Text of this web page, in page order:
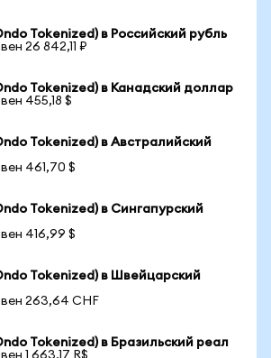
Tokenized) в Российский рубль
26 842,11 ₽
Tokenized) в Канадский доллар
455,18 $
Tokenized) в Австралийский
461,70 $
Tokenized) в Сингапурский
416,99 $
Tokenized) в Швейцарский
263,64 CHF
Tokenized) в Бразильский реал
1 663,17 R$